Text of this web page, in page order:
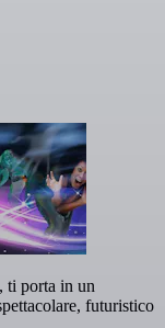
ti porta in un
futuristico